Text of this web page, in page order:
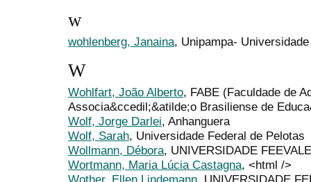
w
wohlenberg, Janaina, Unipampa-
W
Wohlfart, João Alberto, FABE (Faculdade de
Associa&ccedil;&atilde;o Brasiliense de
Wolf, Jorge Darlei, Anhanguera
Wolf, Sarah, Universidade Federal de Pelotas
Wollmann, Débora, UNIVERSIDADE FEEVALE
Wortmann, Maria Lúcia Castagna, <html />
Wother, Ellen Lindemann, UNIVERSIDADE